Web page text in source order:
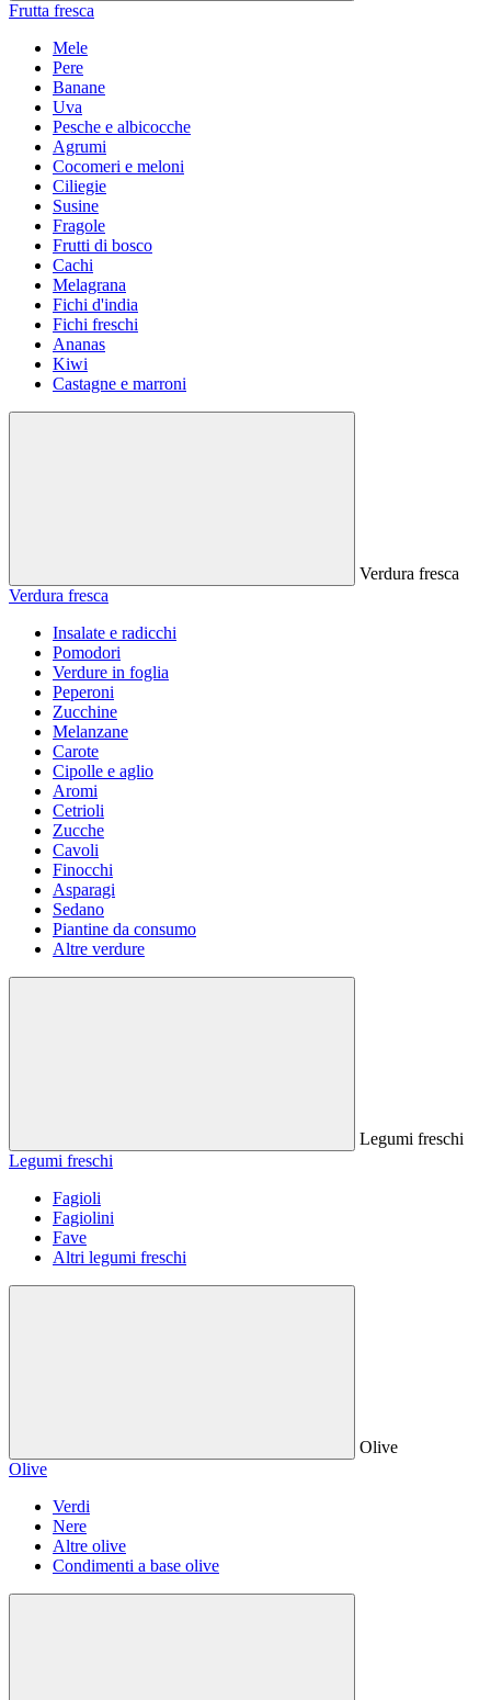
Frutta fresca
Mele
Pere
Banane
Uva
Pesche e albicocche
Agrumi
Cocomeri e meloni
Ciliegie
Susine
Fragole
Frutti di bosco
Cachi
Melagrana
Fichi d'india
Fichi freschi
Ananas
Kiwi
Castagne e marroni
Verdura fresca
Verdura fresca
Insalate e radicchi
Pomodori
Verdure in foglia
Peperoni
Zucchine
Melanzane
Carote
Cipolle e aglio
Aromi
Cetrioli
Zucche
Cavoli
Finocchi
Asparagi
Sedano
Piantine da consumo
Altre verdure
Legumi freschi
Legumi freschi
Fagioli
Fagiolini
Fave
Altri legumi freschi
Olive
Olive
Verdi
Nere
Altre olive
Condimenti a base olive